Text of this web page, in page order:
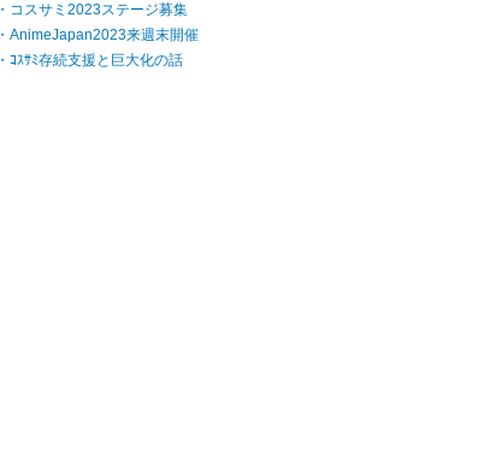
・コスサミ2023ステージ募集
・AnimeJapan2023来週末開催
・ｺｽｻﾐ存続支援と巨大化の話